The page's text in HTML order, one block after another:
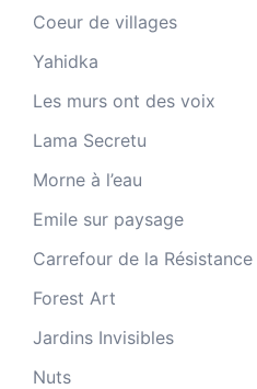
Coeur de villages
Yahidka
Les murs ont des voix
Lama Secretu
Morne à l’eau
Emile sur paysage
Carrefour de la Résistance
Forest Art
Jardins Invisibles
Nuts